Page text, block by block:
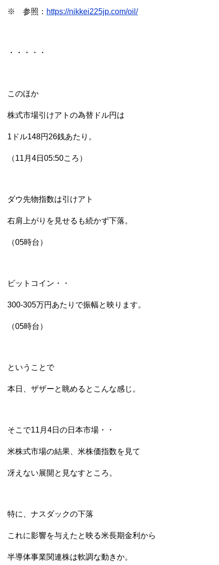
※ 参照： https://nikkei225jp.com/oil/
・・・・・
このほか
株式市場引けアトの為替ドル円は
1ドル148円26銭あたり。
（11月4日05:50ころ）
ダウ先物指数は引けアト
右肩上がりを見せるも続かず下落。
（05時台）
ビットコイン・・
300-305万円あたりで振幅と映ります。
（05時台）
ということで
本日、ザザーと眺めるとこんな感じ。
そこで11月4日の日本市場・・
米株式市場の結果、米株価指数を見て
冴えない展開と見なすところ。
特に、ナスダックの下落
これに影響を与えたと映る米長期金利から
半導体事業関連株は軟調な動きか。